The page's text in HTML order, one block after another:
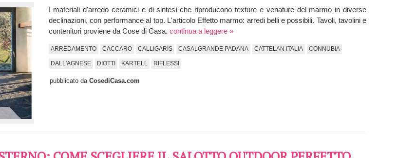
I materiali d'arredo ceramici e di sintesi che riproducono texture e venature del marmo in diverse
declinazioni, con performance al top. L'articolo Effetto marmo: arredi belli e possibili. Tavoli, tavolini e
contenitori proviene da Cose di Casa. continua a leggere »
ARREDAMENTO CACCARO CALLIGARIS CASALGRANDE PADANA CATTELAN ITALIA CONNUBIA
DALL'AGNESE DIOTTI KARTELL RIFLESSI
pubblicato da CosediCasa.com